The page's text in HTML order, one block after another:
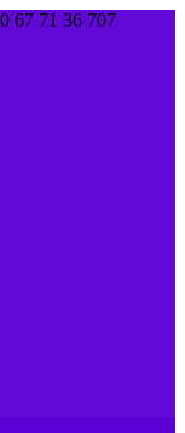
67 71 36 707